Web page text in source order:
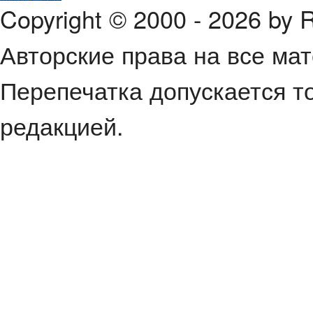
Copyright © 2000 - 2026 by
Авторские права на все
Перепечатка допускается
редакцией.